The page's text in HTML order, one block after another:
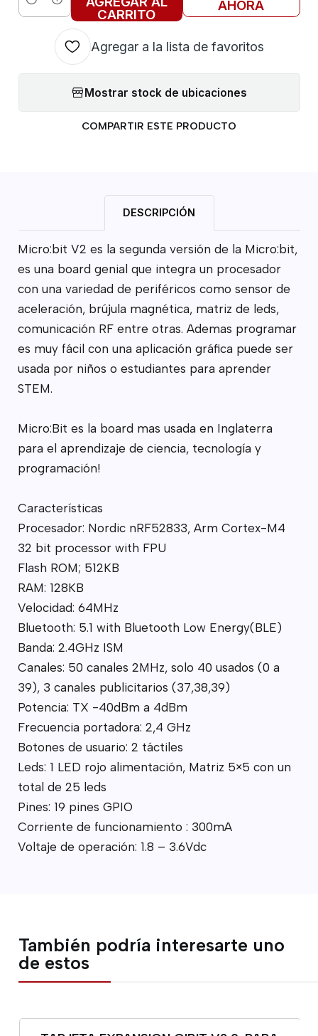
Cantidad CARRITO
AHORA
Agregar a la lista de favoritos
Mostrar stock de ubicaciones
COMPARTIR ESTE PRODUCTO
DESCRIPCIÓN
Micro:bit V2 es la segunda versión de la Micro:bit,
es una board genial que integra un procesador
con una variedad de periféricos como sensor de
aceleración, brújula magnética, matriz de leds,
comunicación RF entre otras. Ademas programar
es muy fácil con una aplicación gráfica puede ser
usada por niños o estudiantes para aprender
STEM.
Micro:Bit es la board mas usada en Inglaterra
para el aprendizaje de ciencia, tecnología y
programación!
Características
Procesador: Nordic nRF52833, Arm Cortex-M4
32 bit processor with FPU
Flash ROM; 512KB
RAM: 128KB
Velocidad: 64MHz
Bluetooth: 5.1 with Bluetooth Low Energy(BLE)
Banda: 2.4GHz ISM
Canales: 50 canales 2MHz, solo 40 usados (0 a
39), 3 canales publicitarios (37,38,39)
Potencia: TX -40dBm a 4dBm
Frecuencia portadora: 2,4 GHz
Botones de usuario: 2 táctiles
Leds: 1 LED rojo alimentación, Matriz 5×5 con un
total de 25 leds
Pines: 19 pines GPIO
Corriente de funcionamiento : 300mA
Voltaje de operación: 1.8 – 3.6Vdc
También podría interesarte uno
de estos